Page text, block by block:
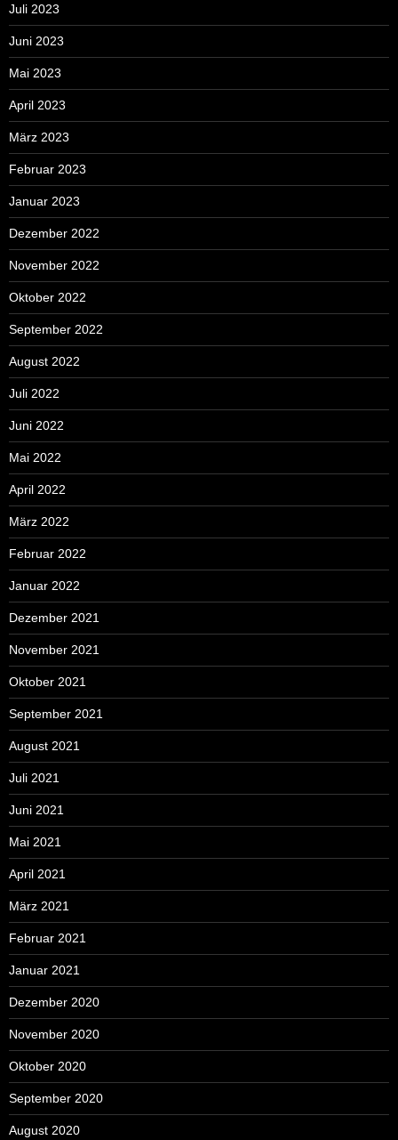
Juli 2023
Juni 2023
Mai 2023
April 2023
März 2023
Februar 2023
Januar 2023
Dezember 2022
November 2022
Oktober 2022
September 2022
August 2022
Juli 2022
Juni 2022
Mai 2022
April 2022
März 2022
Februar 2022
Januar 2022
Dezember 2021
November 2021
Oktober 2021
September 2021
August 2021
Juli 2021
Juni 2021
Mai 2021
April 2021
März 2021
Februar 2021
Januar 2021
Dezember 2020
November 2020
Oktober 2020
September 2020
August 2020